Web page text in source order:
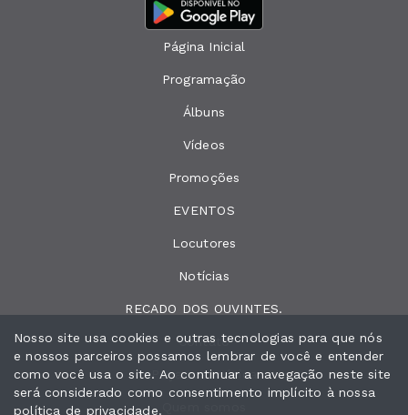
Página Inicial
Programação
Álbuns
Vídeos
Promoções
EVENTOS
Locutores
Notícias
RECADO DOS OUVINTES.
Contato
Peça sua música
Nosso site usa cookies e outras tecnologias para que nós
e nossos parceiros possamos lembrar de você e entender
como você usa o site. Ao continuar a navegação neste site
será considerado como consentimento implícito à nossa
política de privacidade.